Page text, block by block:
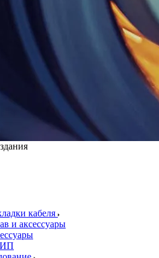
кабеля
и аксессуары